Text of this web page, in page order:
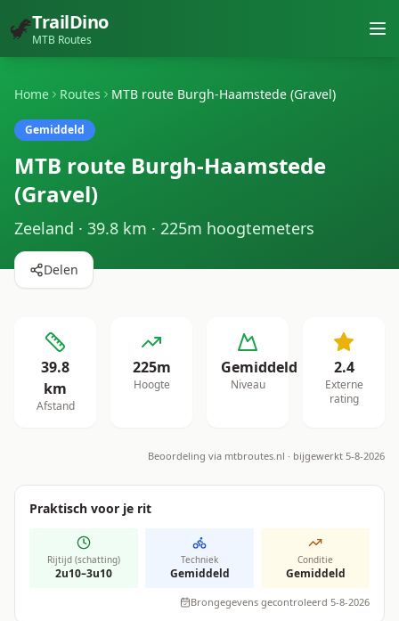
🦖TrailDino
MTB Routes
Home Routes MTB route Burgh-Haamstede (Gravel)
Gemiddeld
MTB route Burgh-Haamstede
(Gravel)
Zeeland · 39.8 km · 225m hoogtemeters
Delen
39.8
km
Afstand
225m
Hoogte
Gemiddeld
Niveau
2.4
Externe
rating
Beoordeling via mtbroutes.nl · bijgewerkt 5-8-2026
Praktisch voor je rit
Rijtijd (schatting)
2u10–3u10
Techniek
Gemiddeld
Conditie
Gemiddeld
Brongegevens gecontroleerd 5-8-2026